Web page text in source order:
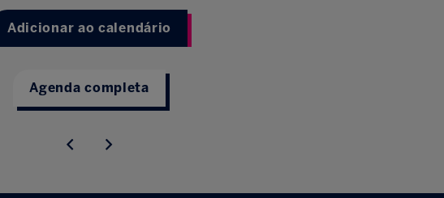
Adicionar ao calendário
Agenda completa